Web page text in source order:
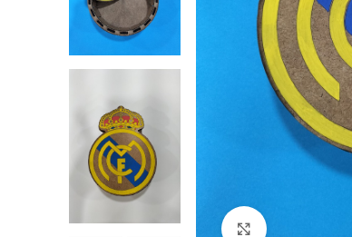
Click to enlarge